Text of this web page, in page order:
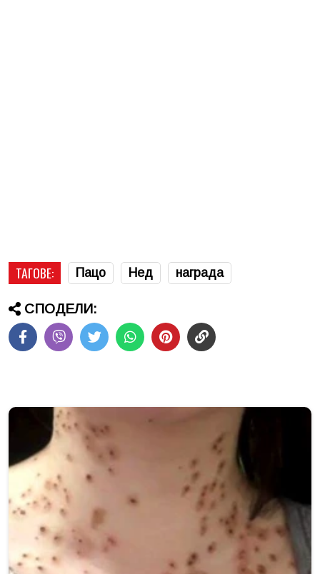
ТАГОВЕ: Пацо Нед награда
СПОДЕЛИ: